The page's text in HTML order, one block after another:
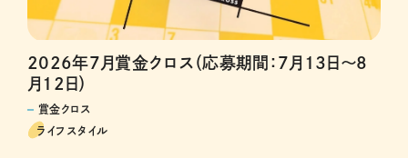
2026年7月賞金クロス（応募期間：7月13日～8
月12日）
賞金クロス
ライフスタイル